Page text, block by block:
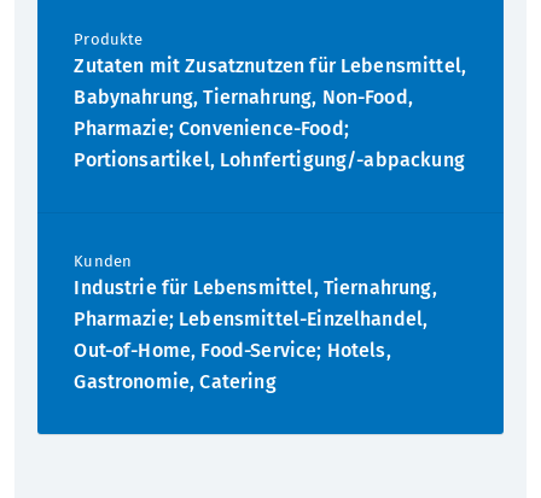
Produkte
Zutaten mit Zusatznutzen für Lebensmittel,
Babynahrung, Tiernahrung, Non-Food,
Pharmazie; Convenience-Food;
Portionsartikel, Lohnfertigung/-abpackung
Kunden
Industrie für Lebensmittel, Tiernahrung,
Pharmazie; Lebensmittel-Einzelhandel,
Out-of-Home, Food-Service; Hotels,
Gastronomie, Catering